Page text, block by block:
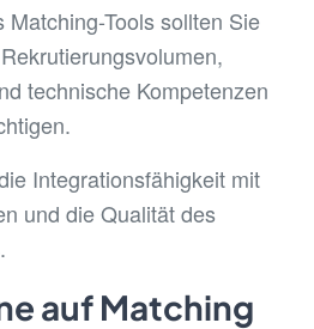
Tools sollten Sie
technische Kompetenzen
Integrationsfähigkeit mit
und die Qualität des
auf Matching